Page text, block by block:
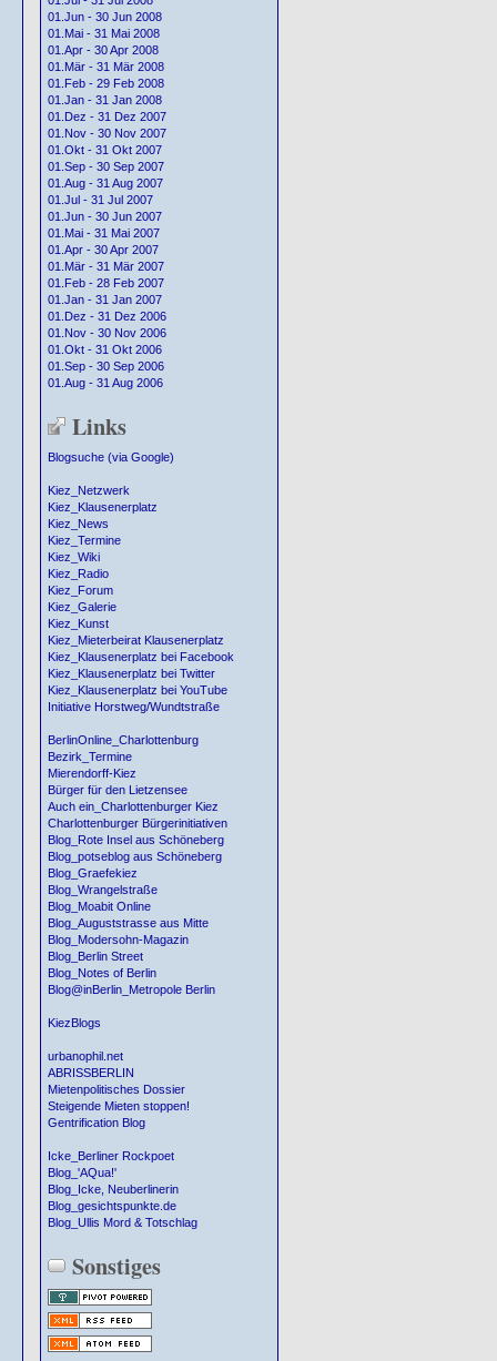
01.Jun - 30 Jun 2008
01.Mai - 31 Mai 2008
01.Apr - 30 Apr 2008
01.Mär - 31 Mär 2008
01.Feb - 29 Feb 2008
01.Jan - 31 Jan 2008
01.Dez - 31 Dez 2007
01.Nov - 30 Nov 2007
01.Okt - 31 Okt 2007
01.Sep - 30 Sep 2007
01.Aug - 31 Aug 2007
01.Jul - 31 Jul 2007
01.Jun - 30 Jun 2007
01.Mai - 31 Mai 2007
01.Apr - 30 Apr 2007
01.Mär - 31 Mär 2007
01.Feb - 28 Feb 2007
01.Jan - 31 Jan 2007
01.Dez - 31 Dez 2006
01.Nov - 30 Nov 2006
01.Okt - 31 Okt 2006
01.Sep - 30 Sep 2006
01.Aug - 31 Aug 2006
Links
Blogsuche (via Google)
Kiez_Netzwerk
Kiez_Klausenerplatz
Kiez_News
Kiez_Termine
Kiez_Wiki
Kiez_Radio
Kiez_Forum
Kiez_Galerie
Kiez_Kunst
Kiez_Mieterbeirat Klausenerplatz
Kiez_Klausenerplatz bei Facebook
Kiez_Klausenerplatz bei Twitter
Kiez_Klausenerplatz bei YouTube
Initiative Horstweg/Wundtstraße
BerlinOnline_Charlottenburg
Bezirk_Termine
Mierendorff-Kiez
Bürger für den Lietzensee
Auch ein_Charlottenburger Kiez
Charlottenburger Bürgerinitiativen
Blog_Rote Insel aus Schöneberg
Blog_potseblog aus Schöneberg
Blog_Graefekiez
Blog_Wrangelstraße
Blog_Moabit Online
Blog_Auguststrasse aus Mitte
Blog_Modersohn-Magazin
Blog_Berlin Street
Blog_Notes of Berlin
Blog@inBerlin_Metropole Berlin
KiezBlogs
urbanophil.net
ABRISSBERLIN
Mietenpolitisches Dossier
Steigende Mieten stoppen!
Gentrification Blog
Icke_Berliner Rockpoet
Blog_'AQua!'
Blog_Icke, Neuberlinerin
Blog_gesichtspunkte.de
Blog_Ullis Mord & Totschlag
Sonstiges